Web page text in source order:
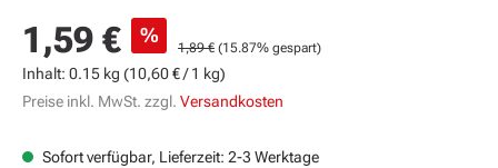
Verkaufspreis:
1,59 € % Regulärer Preis:
1,89 € (15.87% gespart)
Inhalt: 0.15 kg (10,60 € / 1 kg)
Preise inkl. MwSt. zzgl. Versandkosten
Sofort verfügbar, Lieferzeit: 2-3 Werktage